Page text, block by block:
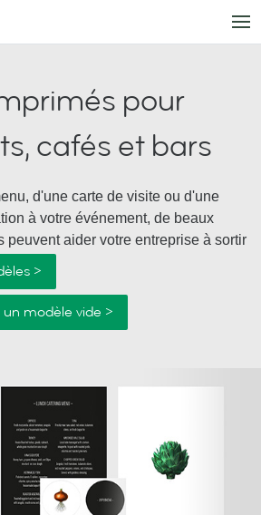
pour
cafés et bars
d'une carte de visite ou d'une
à votre événement, de beaux
peuvent aider votre entreprise à sortir
>
modèle vide >